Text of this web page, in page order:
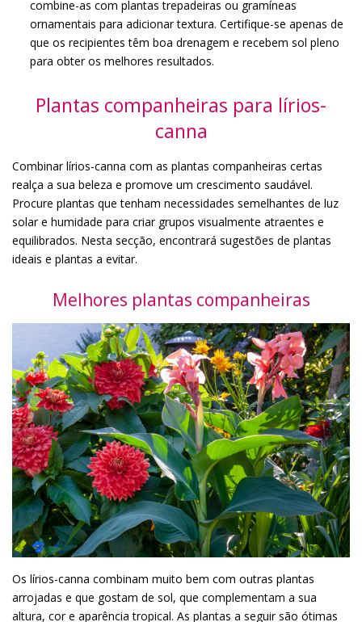
combine-as com plantas trepadeiras ou gramíneas
ornamentais para adicionar textura. Certifique-se apenas de
que os recipientes têm boa drenagem e recebem sol pleno
para obter os melhores resultados.
Plantas companheiras para lírios-
canna
Combinar lírios-canna com as plantas companheiras certas
realça a sua beleza e promove um crescimento saudável.
Procure plantas que tenham necessidades semelhantes de luz
solar e humidade para criar grupos visualmente atraentes e
equilibrados. Nesta secção, encontrará sugestões de plantas
ideais e plantas a evitar.
Melhores plantas companheiras
Os lírios-canna combinam muito bem com outras plantas
arrojadas e que gostam de sol, que complementam a sua
altura, cor e aparência tropical. As plantas a seguir são ótimas